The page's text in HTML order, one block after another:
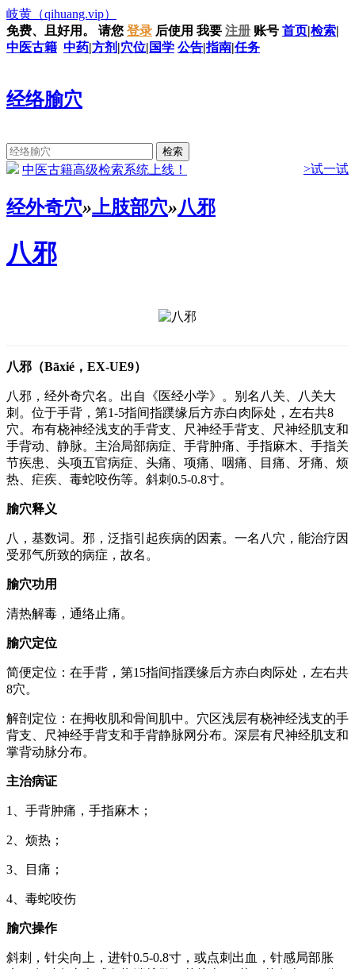
岐黄 （qihuang.vip）
免费、且好用。
请您 登录 后使用 我要 注册 账号 首页|检索|
中医古籍 中药|方剂 |穴位| 国学 公告|指南|任务
经络腧穴
中医古籍高级检索系统上线！ >试一试
经外奇穴»上肢部穴»八邪
八邪
八邪（Bāxié，EX-UE9）
八邪，经外奇穴名。出自《医经小学》。别名八关、八关大
刺。位于手背，第1-5指间指蹼缘后方赤白肉际处，左右共8
穴。布有桡神经浅支的手背支、尺神经手背支、尺神经肌支和
手背动、静脉。主治局部病症、手背肿痛、手指麻木、手指关
节疾患、头项五官病症、头痛、项痛、咽痛、目痛、牙痛、烦
热、疟疾、毒蛇咬伤等。斜刺0.5-0.8寸。
腧穴释义
八，基数词。邪，泛指引起疾病的因素。一名八穴，能治疗因
受邪气所致的病症，故名。
腧穴功用
清热解毒，通络止痛。
腧穴定位
简便定位：在手背，第15指间指蹼缘后方赤白肉际处，左右共
8穴。
解剖定位：在拇收肌和骨间肌中。穴区浅层有桡神经浅支的手
背支、尺神经手背支和手背静脉网分布。深层有尺神经肌支和
掌背动脉分布。
主治病证
1、手背肿痛，手指麻木；
2、烦热；
3、目痛；
4、毒蛇咬伤
腧穴操作
斜刺，针尖向上，进针0.5-0.8寸，或点刺出血，针感局部胀